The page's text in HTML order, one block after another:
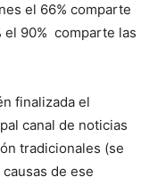
el 66% comparte
el 90% comparte las
finalizada el
canal de noticias
tradicionales (se
de ese